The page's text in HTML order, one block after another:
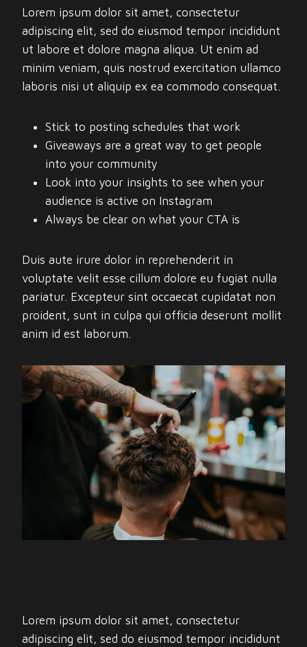
Lorem ipsum dolor sit amet, consectetur
adipiscing elit, sed do eiusmod tempor incididunt
ut labore et dolore magna aliqua. Ut enim ad
minim veniam, quis nostrud exercitation ullamco
laboris nisi ut aliquip ex ea commodo consequat.
Stick to posting schedules that work
Giveaways are a great way to get people
into your community
Look into your insights to see when your
audience is active on Instagram
Always be clear on what your CTA is
Duis aute irure dolor in reprehenderit in
voluptate velit esse cillum dolore eu fugiat nulla
pariatur. Excepteur sint occaecat cupidatat non
proident, sunt in culpa qui officia deserunt mollit
anim id est laborum.
Lorem ipsum dolor sit amet, consectetur
adipiscing elit, sed do eiusmod tempor incididunt